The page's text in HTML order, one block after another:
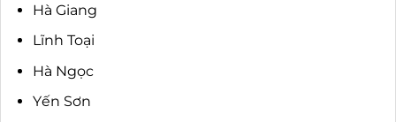
Hà Giang
Lĩnh Toại
Hà Ngọc
Yến Sơn